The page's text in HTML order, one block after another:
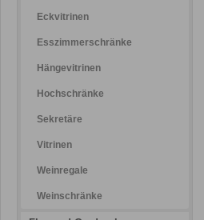
Eckvitrinen
Esszimmerschränke
Hängevitrinen
Hochschränke
Sekretäre
Vitrinen
Weinregale
Weinschränke